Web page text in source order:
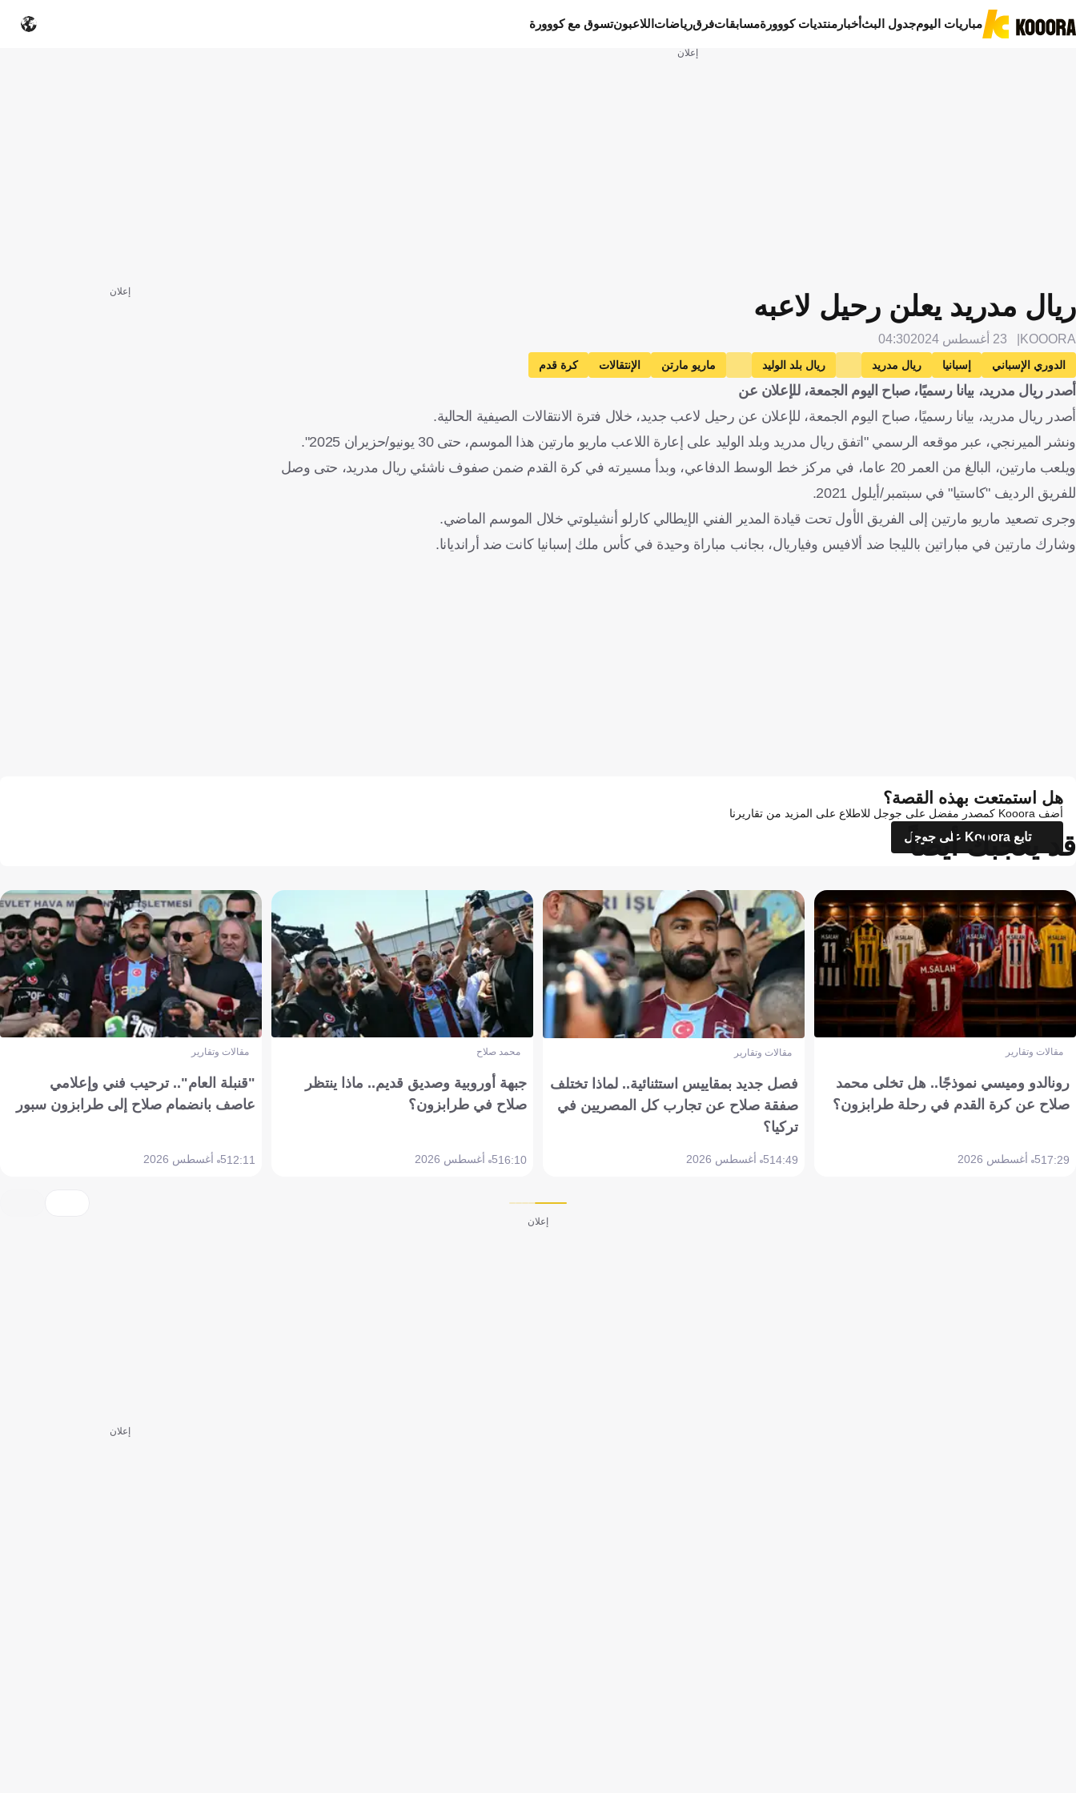
مباريات اليومجدول البثأخبار منتديات كووورةمسابقاتفرقرياضات اللاعبونتسوق مع كووورة
إعلان
ريال مدريد يعلن رحيل لاعبه
KOOORA 23 أغسطس 2024 04:30
الدوري الإسباني إسبانيا ريال مدريد ريال بلد الوليد ماريو مارتن الإنتقالات كرة قدم
أصدر ريال مدريد، بيانا رسميًا، صباح اليوم الجمعة، للإعلان عن
أصدر ريال مدريد، بيانا رسميًا، صباح اليوم الجمعة، للإعلان عن رحيل لاعب جديد، خلال فترة الانتقالات الصيفية الحالية.
ونشر الميرنجي، عبر موقعه الرسمي "اتفق ريال مدريد وبلد الوليد على إعارة اللاعب ماريو مارتين هذا الموسم، حتى 30 يونيو/حزيران 2025".
ويلعب مارتين، البالغ من العمر 20 عاما، في مركز خط الوسط الدفاعي، وبدأ مسيرته في كرة القدم ضمن صفوف ناشئي ريال مدريد، حتى وصل
للفريق الرديف "كاستيا" في سبتمبر/أيلول 2021.
وجرى تصعيد ماريو مارتين إلى الفريق الأول تحت قيادة المدير الفني الإيطالي كارلو أنشيلوتي خلال الموسم الماضي.
وشارك مارتين في مباراتين بالليجا ضد ألافيس وفياريال، بجانب مباراة وحيدة في كأس ملك إسبانيا كانت ضد أرانديانا.
إعلان
هل استمتعت بهذه القصة؟
أضف Kooora كمصدر مفضل على جوجل للاطلاع على المزيد من تقاريرنا
تابع Kooora على جوجل
قد يعجبك أيضاً
مقالات وتقارير
رونالدو وميسي نموذجًا.. هل تخلى محمد
صلاح عن كرة القدم في رحلة طرابزون؟
17:295 أغسطس 2026
مقالات وتقارير
فصل جديد بمقاييس استثنائية.. لماذا تختلف
صفقة صلاح عن تجارب كل المصريين في
تركيا؟
14:495 أغسطس 2026
محمد صلاح
جبهة أوروبية وصديق قديم.. ماذا ينتظر
صلاح في طرابزون؟
16:105 أغسطس 2026
مقالات وتقارير
"قنبلة العام".. ترحيب فني وإعلامي
عاصف بانضمام صلاح إلى طرابزون سبور
12:115 أغسطس 2026
إعلان
إعلان